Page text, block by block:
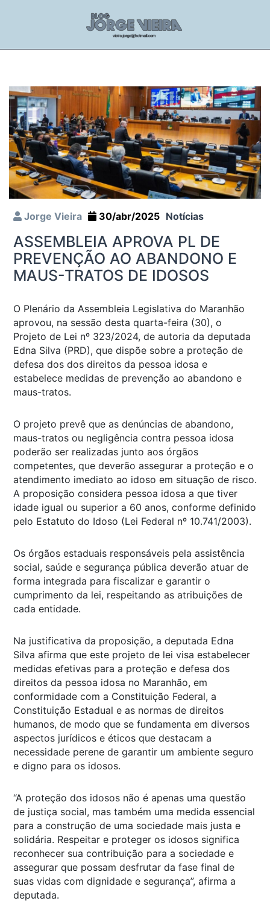
Jorge Vieira 30/abr/2025 Notícias
ASSEMBLEIA APROVA PL DE
PREVENÇÃO AO ABANDONO E
MAUS-TRATOS DE IDOSOS
O Plenário da Assembleia Legislativa do Maranhão
aprovou, na sessão desta quarta-feira (30), o
Projeto de Lei nº 323/2024, de autoria da deputada
Edna Silva (PRD), que dispõe sobre a proteção de
defesa dos dos direitos da pessoa idosa e
estabelece medidas de prevenção ao abandono e
maus-tratos.
O projeto prevê que as denúncias de abandono,
maus-tratos ou negligência contra pessoa idosa
poderão ser realizadas junto aos órgãos
competentes, que deverão assegurar a proteção e o
atendimento imediato ao idoso em situação de risco.
A proposição considera pessoa idosa a que tiver
idade igual ou superior a 60 anos, conforme definido
pelo Estatuto do Idoso (Lei Federal nº 10.741/2003).
Os órgãos estaduais responsáveis pela assistência
social, saúde e segurança pública deverão atuar de
forma integrada para fiscalizar e garantir o
cumprimento da lei, respeitando as atribuições de
cada entidade.
Na justificativa da proposição, a deputada Edna
Silva afirma que este projeto de lei visa estabelecer
medidas efetivas para a proteção e defesa dos
direitos da pessoa idosa no Maranhão, em
conformidade com a Constituição Federal, a
Constituição Estadual e as normas de direitos
humanos, de modo que se fundamenta em diversos
aspectos jurídicos e éticos que destacam a
necessidade perene de garantir um ambiente seguro
e digno para os idosos.
“A proteção dos idosos não é apenas uma questão
de justiça social, mas também uma medida essencial
para a construção de uma sociedade mais justa e
solidária. Respeitar e proteger os idosos significa
reconhecer sua contribuição para a sociedade e
assegurar que possam desfrutar da fase final de
suas vidas com dignidade e segurança”, afirma a
deputada.